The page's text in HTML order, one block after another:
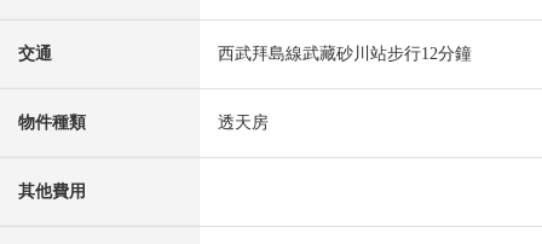
交通 西武拜島線武藏砂川站步行12分鐘
物件種類 透天房
其他費用